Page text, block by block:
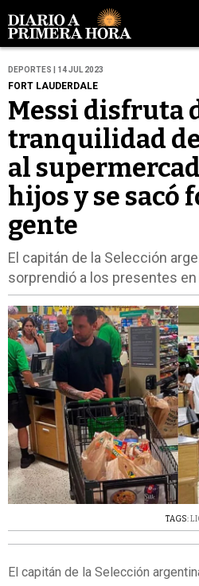
DEPORTES | 14 JUL 2023
FORT LAUDERDALE
Messi disfruta
tranquilidad
al
hijos y se sacó
gente
El capitán de la Selección
sorprendió a los presentes en
TAGS:
El capitán de la Selección